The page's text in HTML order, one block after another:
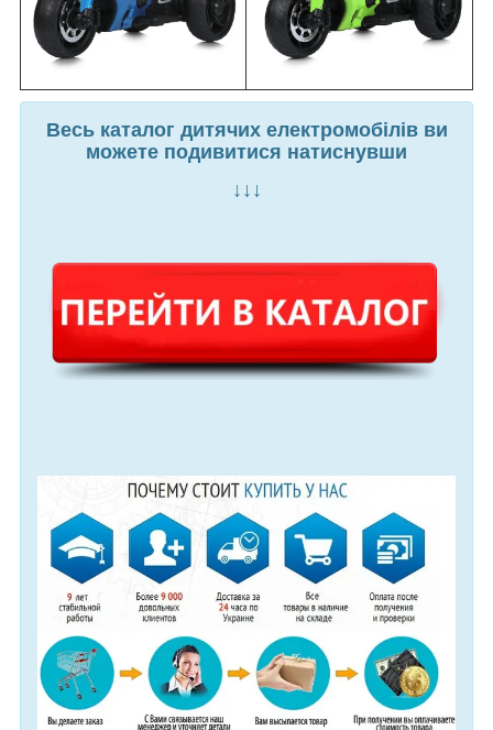
Весь каталог дитячих електромобілів ви
можете подивитися натиснувши
↓↓↓